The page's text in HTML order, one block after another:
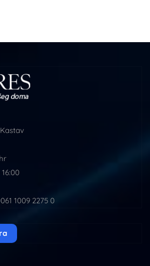
1009 2275 0